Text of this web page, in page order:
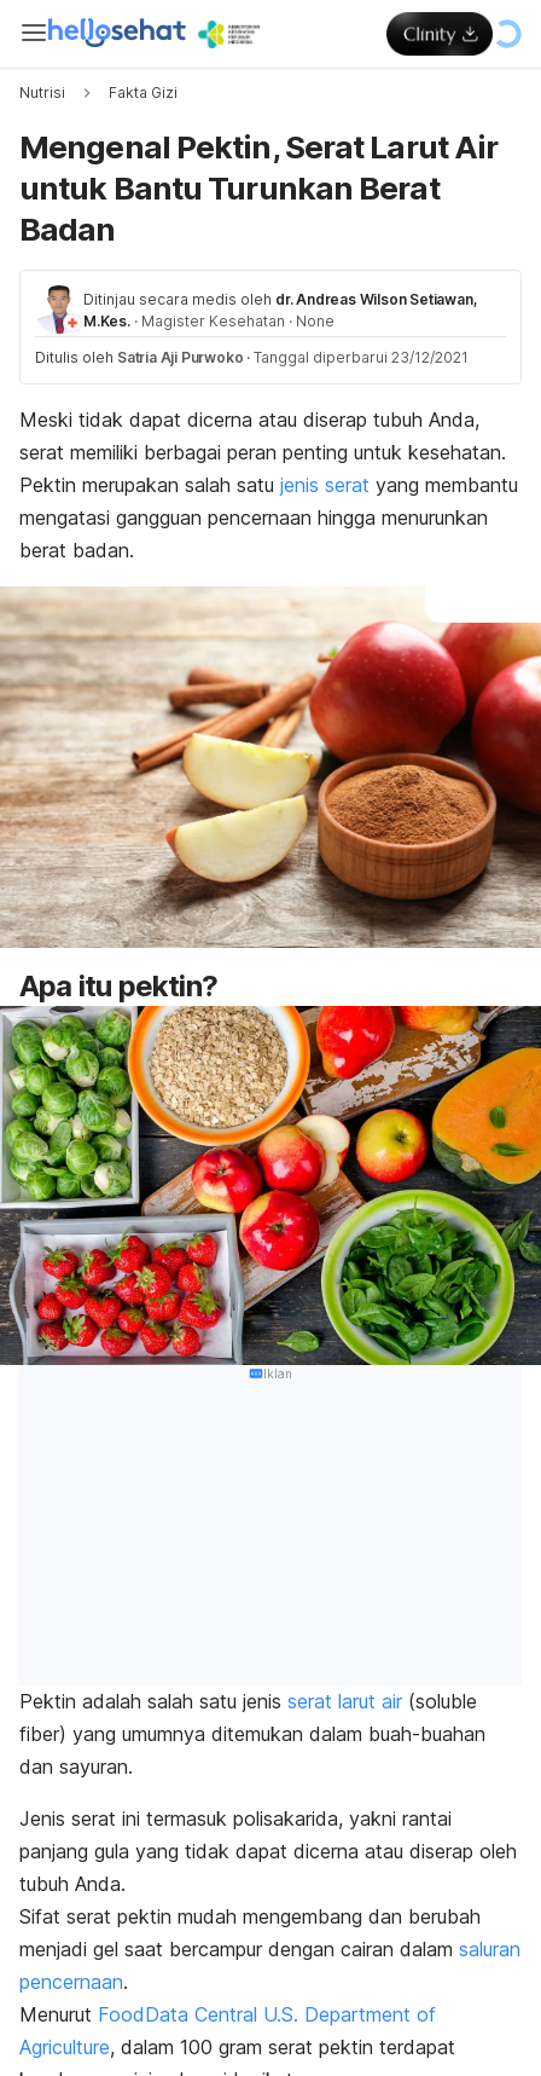
Nutrisi Fakta Gizi
Mengenal Pektin, Serat Larut Air
untuk Bantu Turunkan Berat
Badan
Ditinjau secara medis oleh dr. Andreas Wilson Setiawan,
M.Kes. · Magister Kesehatan · None
Ditulis oleh Satria Aji Purwoko · Tanggal diperbarui 23/12/2021
Meski tidak dapat dicerna atau diserap tubuh Anda,
serat memiliki berbagai peran penting untuk kesehatan.
Pektin merupakan salah satu jenis serat yang membantu
mengatasi gangguan pencernaan hingga menurunkan
berat badan.
Apa itu pektin?
Iklan
Pektin adalah salah satu jenis serat larut air (soluble
fiber) yang umumnya ditemukan dalam buah-buahan
dan sayuran.
Jenis serat ini termasuk polisakarida, yakni rantai
panjang gula yang tidak dapat dicerna atau diserap oleh
tubuh Anda.
Sifat serat pektin mudah mengembang dan berubah
menjadi gel saat bercampur dengan cairan dalam saluran
pencernaan.
Menurut FoodData Central U.S. Department of
Agriculture, dalam 100 gram serat pektin terdapat